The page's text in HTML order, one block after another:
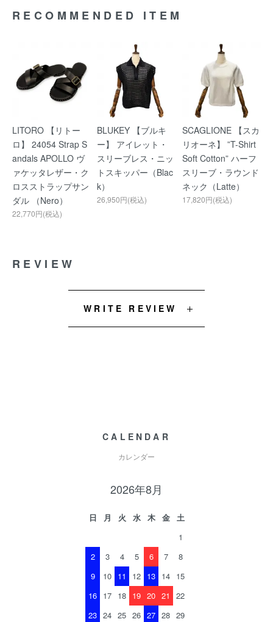
RECOMMENDED ITEM
LITORO 【リトー
ロ】 24054 Strap S
andals APOLLO ヴ
ァケッタレザー・ク
ロスストラップサン
ダル （Nero）
22,770円(税込)
BLUKEY 【ブルキ
ー】 アイレット・
スリーブレス・ニッ
トスキッパー（Blac
k）
26,950円(税込)
SCAGLIONE 【スカ
リオーネ】 ”T-Shirt
Soft Cotton” ハーフ
スリーブ・ラウンド
ネック（Latte）
17,820円(税込)
REVIEW
WRITE REVIEW
CALENDAR
カレンダー
2026年8月
日 月 火 水 木 金
土
1
2
3 4 5 6 7
8
9
10 11 12 13 14 15
16 17 18 19 20 21
22
23 24 25 26 27 28 29